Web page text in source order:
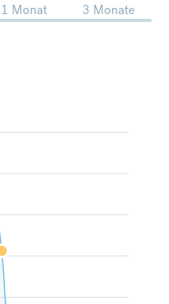
1 Monat 3 Monate